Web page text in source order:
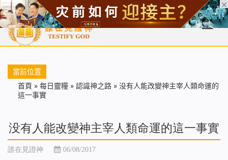
首頁 每日靈糧 天國福音 基督徒見證 信仰解答 聖經
當前位置
首頁 » 每日靈糧 » 認識神之路 » 没有人能改變神主宰人類命運的
這一事實
没有人能改變神主宰人類命運的這一事實
誰在見證神 06/08/2017